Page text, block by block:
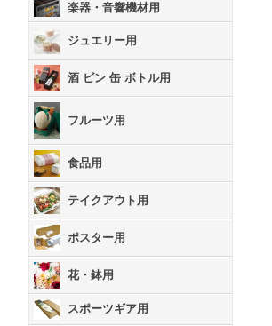
楽器・音響機材用
ジュエリー用
酒 ビン 缶 ボトル用
フルーツ用
食品用
テイクアウト用
ポスター用
花・鉢用
スポーツギア用